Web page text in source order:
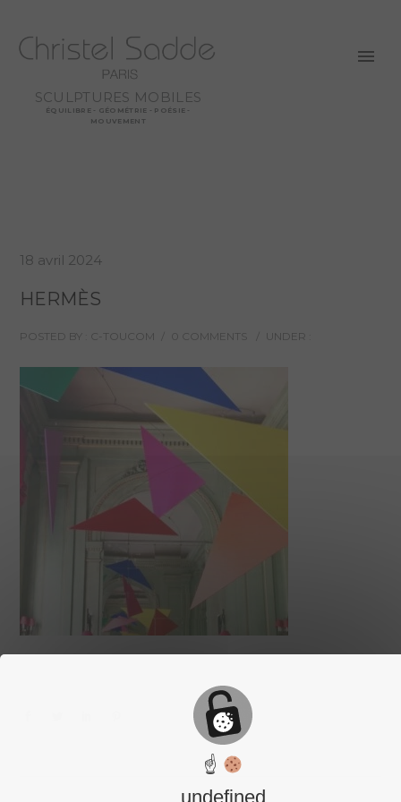
SCULPTURES MOBILES
ÉQUILIBRE - GÉOMÉTRIE - POÉSIE -
MOUVEMENT
18 avril 2024
HERMÈS
POSTED BY : C-TOUCOM 0 COMMENTS UNDER :
☝
undefined